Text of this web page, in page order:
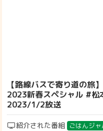
【路線バスで寄り道の旅
2023新春スペシャル #
2023/1/2放送
紹介された番組 ごはんジ